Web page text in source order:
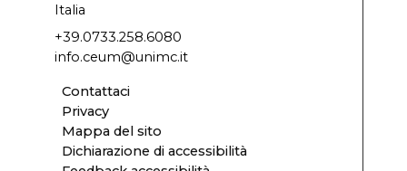
Italia
+39.0733.258.6080
info.ceum@unimc.it
Contattaci
Privacy
Mappa del sito
Dichiarazione di accessibilità